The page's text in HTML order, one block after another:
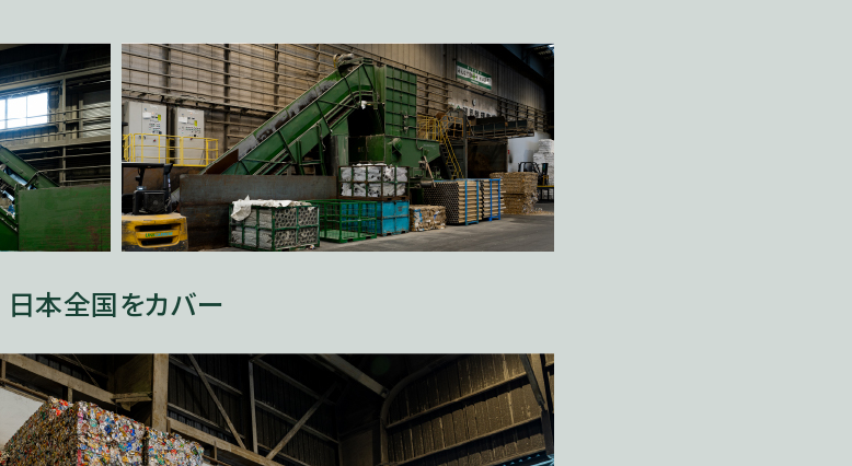
日本全国をカバー